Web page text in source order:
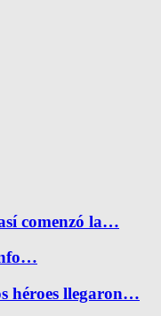
comenzó la…
héroes llegaron…